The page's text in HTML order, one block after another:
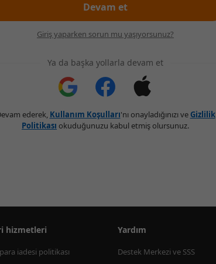
Devam et
Giriş yaparken sorun mu yaşıyorsunuz?
Ya da başka yollarla devam et
ederek, Kullanım Koşulları'nı onayladığınızı ve Gizlilik
Politikası okuduğunuzu kabul etmiş olursunuz.
hizmetleri
iadesi politikası
Yardım
Destek Merkezi ve SSS